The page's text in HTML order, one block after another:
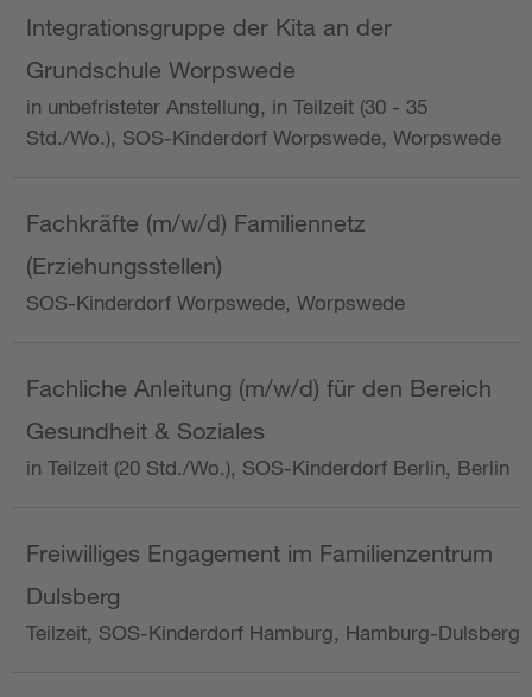
Integrationsgruppe der Kita an der
Grundschule Worpswede
in unbefristeter Anstellung, in Teilzeit (30 - 35
Std./Wo.), SOS-Kinderdorf Worpswede, Worpswede
Fachkräfte (m/w/d) Familiennetz
(Erziehungsstellen)
SOS-Kinderdorf Worpswede, Worpswede
Fachliche Anleitung (m/w/d) für den Bereich
Gesundheit & Soziales
in Teilzeit (20 Std./Wo.), SOS-Kinderdorf Berlin, Berlin
Freiwilliges Engagement im Familienzentrum
Dulsberg
Teilzeit, SOS-Kinderdorf Hamburg, Hamburg-Dulsberg